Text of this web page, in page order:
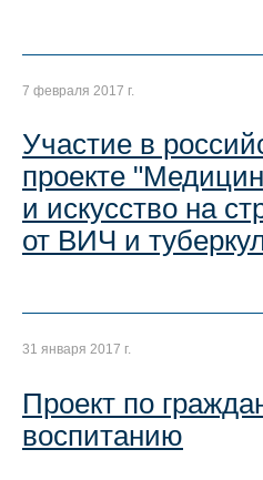
7 февраля 2017 г.
Участие в
проекте
и искусство на
от ВИЧ и
31 января 2017 г.
Проект по
воспитанию